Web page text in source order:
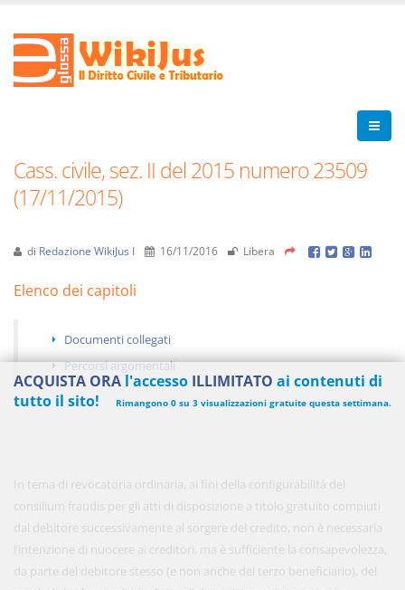
Cass. civile, sez. II del 2015 numero 23509
(17/11/2015)
di Redazione WikiJus I 16/11/2016 Libera
Elenco dei capitoli
Documenti collegati
Percorsi argomentali
In tema di revocatoria ordinaria, ai fini della configurabilità del
consilium fraudis per gli atti di disposizione a titolo gratuito compiuti
dal debitore successivamente al sorgere del credito, non è necessaria
l’intenzione di nuocere ai creditori, ma è sufficiente la consapevolezza,
da parte del debitore stesso (e non anche del terzo beneficiario), del
ACQUISTA ORA l'accesso ILLIMITATO ai contenuti di
tutto il sito!
Rimangono 0 su 3 visualizzazioni gratuite questa settimana.
450,00 € ANNUALI
anziché risparmi il 21%!
Acquista ora